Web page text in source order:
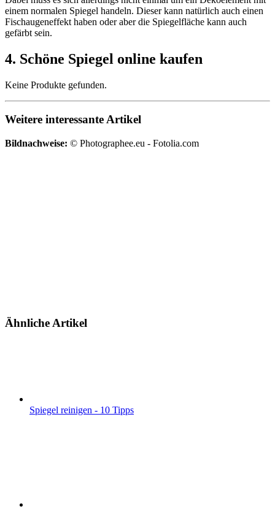
einem normalen Spiegel handeln. Dieser kann natürlich auch einen
Fischaugeneffekt haben oder aber die Spiegelfläche kann auch
gefärbt sein.
4. Schöne Spiegel online kaufen
Keine Produkte gefunden.
Weitere interessante Artikel
Bildnachweise: © Photographee.eu - Fotolia.com
Ähnliche Artikel
Spiegel reinigen - 10 Tipps